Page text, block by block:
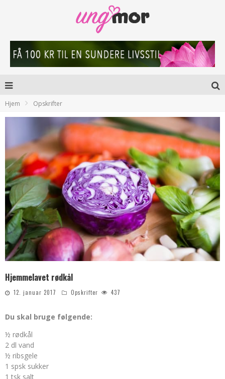
Hjem Opskrifter
Hjemmelavet rødkål
12. januar 2017 Opskrifter 437
Du skal bruge følgende:
½ rødkål
2 dl vand
½ ribsgele
1 spsk sukker
1 tsk salt